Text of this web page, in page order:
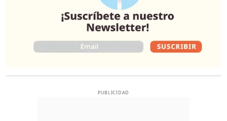
PUBLICIDAD